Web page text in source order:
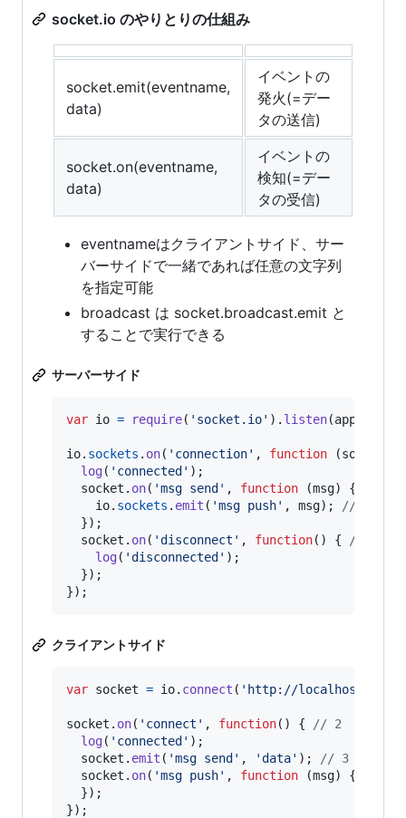
socket.io のやりとりの仕組み
socket.emit(eventname,
data)
イベントの
発火(=デー
タの送信)
socket.on(eventname,
data)
イベントの
検知(=デー
タの受信)
eventnameはクライアントサイド、サー
バーサイドで一緒であれば任意の文字列
を指定可能
broadcast は socket.broadcast.emit と
することで実行できる
サーバーサイド
var io = require( 'socket.io' ) . listen(app
io. sockets . on( 'connection' , function (socket
log( 'connected' ) ;
socket . on( 'msg send' , function (msg) {
io. sockets . emit ( 'msg push' , msg) ;
// 5
}) ;
socket . on( 'disconnect' , function( ) {
// 7
log( 'disconnected' ) ;
}) ;
}) ;
クライアントサイド
var socket = io. connect ( 'http://localhost'
socket . on( 'connect' , function( ) {
// 2
log( 'connected' ) ;
socket . emit ( 'msg send' , 'data' ) ;
// 3
socket . on( 'msg push' , function (msg) {
}) ;
}) ;